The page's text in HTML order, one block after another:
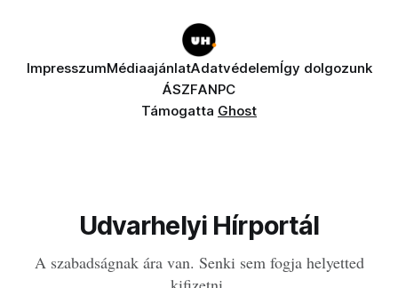
ImpresszumMédiaajánlatAdatvédelemÍgy dolgozunk
ÁSZFANPC
Támogatta Ghost
Udvarhelyi Hírportál
A szabadságnak ára van. Senki sem fogja helyetted